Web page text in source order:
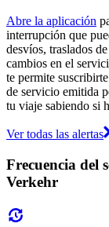
Abre la aplicación
interrupción que
desvíos, traslados
cambios en el
te permite
de servicio emitida
tu viaje sabiendo si
Ver todas las alertas
Frecuencia del
Verkehr